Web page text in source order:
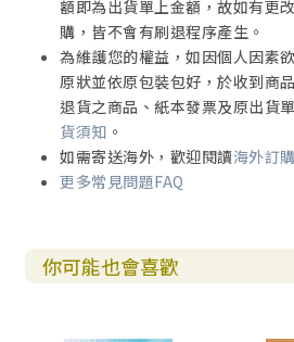
額即為出貨單上金額，故如有更
購，皆不會有刷退程序產生。
為維護您的權益，如因個人因素
原狀並依原包裝包好，於收到商
退貨之商品、紙本發票及原出貨
貨須知 。
如需寄送海外，歡迎閱讀海外訂
更多常見問題FAQ
你可能也會喜歡